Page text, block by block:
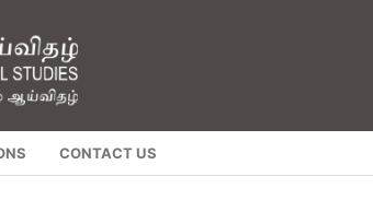
CONTACT US